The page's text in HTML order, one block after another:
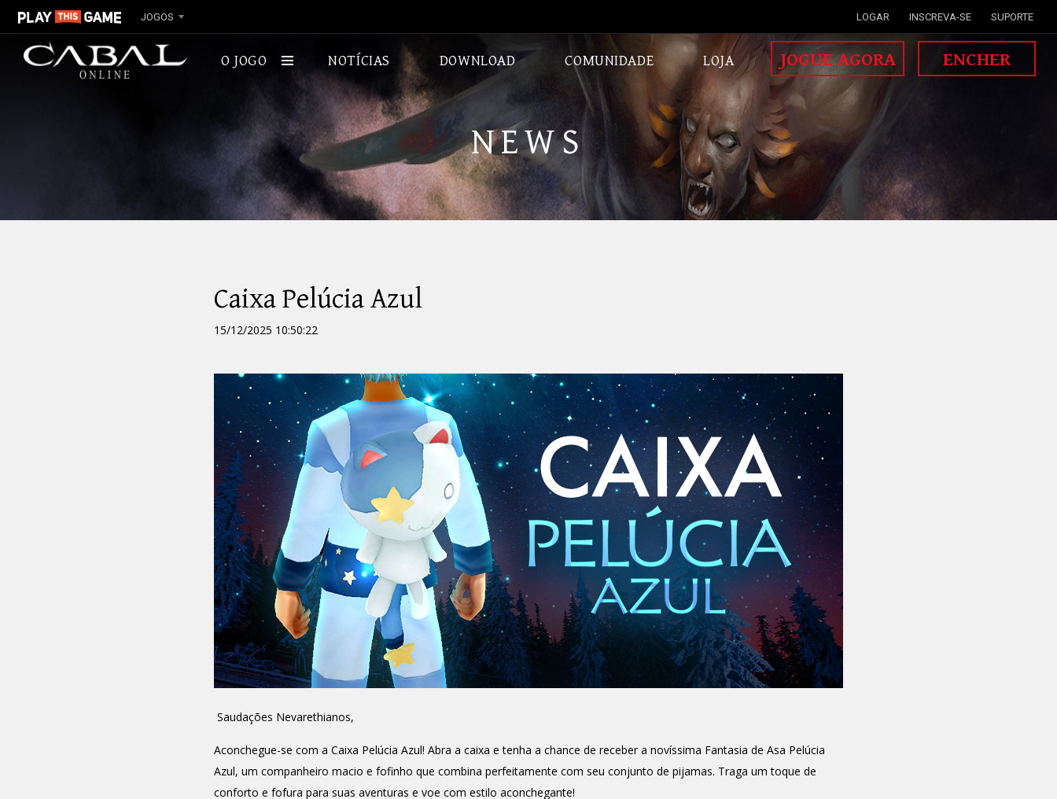
JOGOS LOGAR INSCREVA-SE SUPORTE
JOGUE AGORA ENCHER
O JOGO NOTÍCIAS DOWNLOAD COMUNIDADE LOJA
SOBRE CLASSES CALABOUÇOS MISSÃO DE GUERRA
NEWS
Caixa Pelúcia Azul
15/12/2025 10:50:22
Saudações Nevarethianos,
Aconchegue-se com a Caixa Pelúcia Azul! Abra a caixa e tenha a chance de receber a novíssima Fantasia de Asa Pelúcia
Azul, um companheiro macio e fofinho que combina perfeitamente com seu conjunto de pijamas. Traga um toque de
conforto e fofura para suas aventuras e voe com estilo aconchegante!